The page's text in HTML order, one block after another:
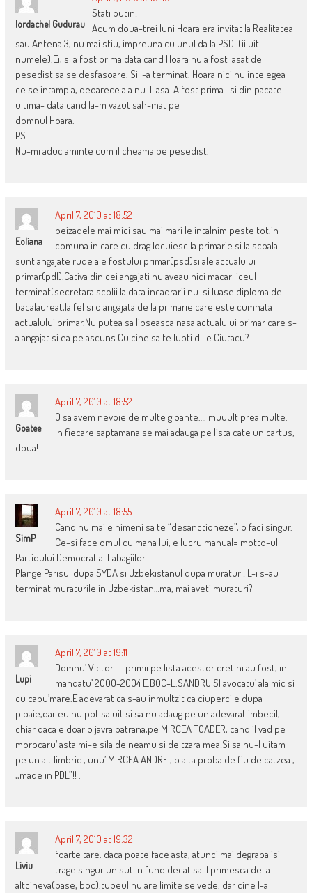
Iordachel Gudurau
Stati putin!
Acum doua-trei luni Hoara era invitat la Realitatea
sau Antena 3, nu mai stiu, impreuna cu unul da la PSD. (ii uit
numele).Ei, si a fost prima data cand Hoara nu a fost lasat de
pesedist sa se desfasoare. Si l-a terminat. Hoara nici nu intelegea
ce se intampla, deoarece ala nu-l lasa. A fost prima -si din pacate
ultima- data cand la-m vazut sah-mat pe
domnul Hoara.
PS
Nu-mi aduc aminte cum il cheama pe pesedist.
Eoliana
April 7, 2010 at 18:52
beizadele mai mici sau mai mari le intalnim peste tot.in
comuna in care cu drag locuiesc la primarie si la scoala
sunt angajate rude ale fostului primar(psd)si ale actualului
primar(pdl).Cativa din cei angajati nu aveau nici macar liceul
terminat(secretara scolii la data incadrarii nu-si luase diploma de
bacalaureat,la fel si o angajata de la primarie care este cumnata
actualului primar.Nu putea sa lipseasca nasa actualului primar care s-
a angajat si ea pe ascuns.Cu cine sa te lupti d-le Ciutacu?
Goatee
April 7, 2010 at 18:52
O sa avem nevoie de multe gloante…. muuult prea multe.
In fiecare saptamana se mai adauga pe lista cate un cartus,
doua!
SimP
April 7, 2010 at 18:55
Cand nu mai e nimeni sa te “desanctioneze”, o faci singur.
Ce-si face omul cu mana lui, e lucru manual= motto-ul
Partidului Democrat al Labagiilor.
Plange Parisul dupa SYDA si Uzbekistanul dupa muraturi! L-i s-au
terminat muraturile in Uzbekistan…ma, mai aveti muraturi?
Lupi
April 7, 2010 at 19:11
Domnu’ Victor — primii pe lista acestor cretini au fost, in
mandatu’ 2000-2004 E.BOC-L.SANDRU SI avocatu’ ala mic si
cu capu’mare.E adevarat ca s-au inmultzit ca ciupercile dupa
ploaie,dar eu nu pot sa uit si sa nu adaug pe un adevarat imbecil,
chiar daca e doar o javra batrana,pe MIRCEA TOADER, cand il vad pe
morocaru’ asta mi-e sila de neamu si de tzara mea!Si sa nu-l uitam
pe un alt limbric , unu’ MIRCEA ANDREI, o alta proba de fiu de catzea ,
,,made in PDL”!! .
Liviu
April 7, 2010 at 19:32
foarte tare. daca poate face asta, atunci mai degraba isi
trage singur un sut in fund decat sa-l primesca de la
altcineva(base, boc).tupeul nu are limite se vede. dar cine l-a